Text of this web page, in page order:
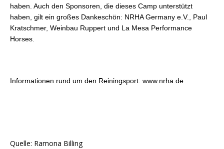
haben. Auch den Sponsoren, die dieses Camp unterstützt
haben, gilt ein großes Dankeschön: NRHA Germany e.V., Paul
Kratschmer, Weinbau Ruppert und La Mesa Performance
Horses.
Informationen rund um den Reiningsport: www.nrha.de
Quelle: Ramona Billing